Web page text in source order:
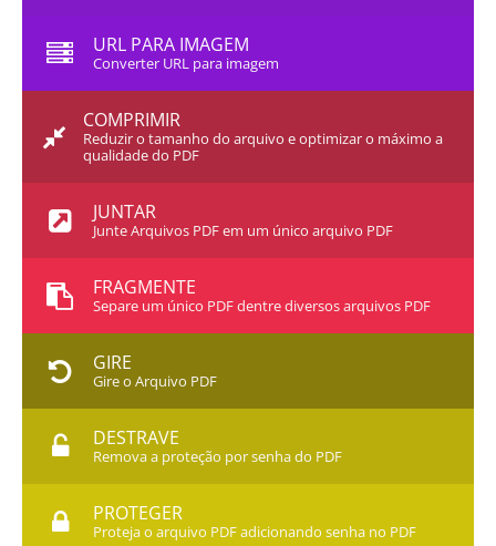
URL PARA IMAGEM
Converter URL para imagem
COMPRIMIR
Reduzir o tamanho do arquivo e optimizar o máximo a
qualidade do PDF
JUNTAR
Junte Arquivos PDF em um único arquivo PDF
FRAGMENTE
Separe um único PDF dentre diversos arquivos PDF
GIRE
Gire o Arquivo PDF
DESTRAVE
Remova a proteção por senha do PDF
PROTEGER
Proteja o arquivo PDF adicionando senha no PDF